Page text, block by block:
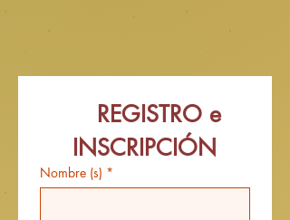
	REGISTRO e
INSCRIPCIÓN
Nombre (s) *